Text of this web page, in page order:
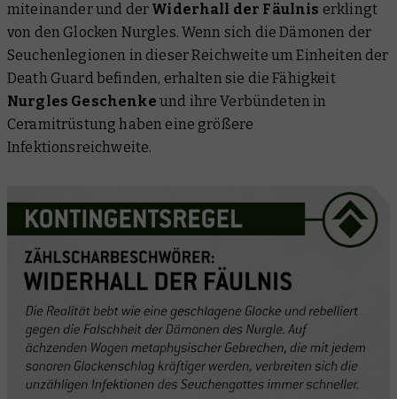
miteinander und der Widerhall der Fäulnis erklingt
von den Glocken Nurgles. Wenn sich die Dämonen der
Seuchenlegionen in dieser Reichweite um Einheiten der
Death Guard befinden, erhalten sie die Fähigkeit
Nurgles Geschenke und ihre Verbündeten in
Ceramitrüstung haben eine größere
Infektionsreichweite.